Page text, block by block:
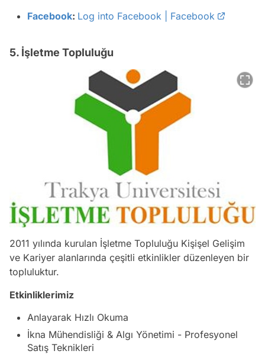
Facebook: Log into Facebook | Facebook
5. İşletme Topluluğu
2011 yılında kurulan İşletme Topluluğu Kişişel Gelişim
ve Kariyer alanlarında çeşitli etkinlikler düzenleyen bir
topluluktur.
Etkinliklerimiz
Anlayarak Hızlı Okuma
İkna Mühendisliği & Algı Yönetimi - Profesyonel
Satış Teknikleri